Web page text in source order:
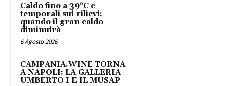
Caldo fino a 39°C e
temporali sui rilievi:
quando il gran caldo
diminuirà
6 Agosto 2026
CAMPANIA.WINE TORNA
A NAPOLI: LA GALLERIA
UMBERTO I E IL MUSAP